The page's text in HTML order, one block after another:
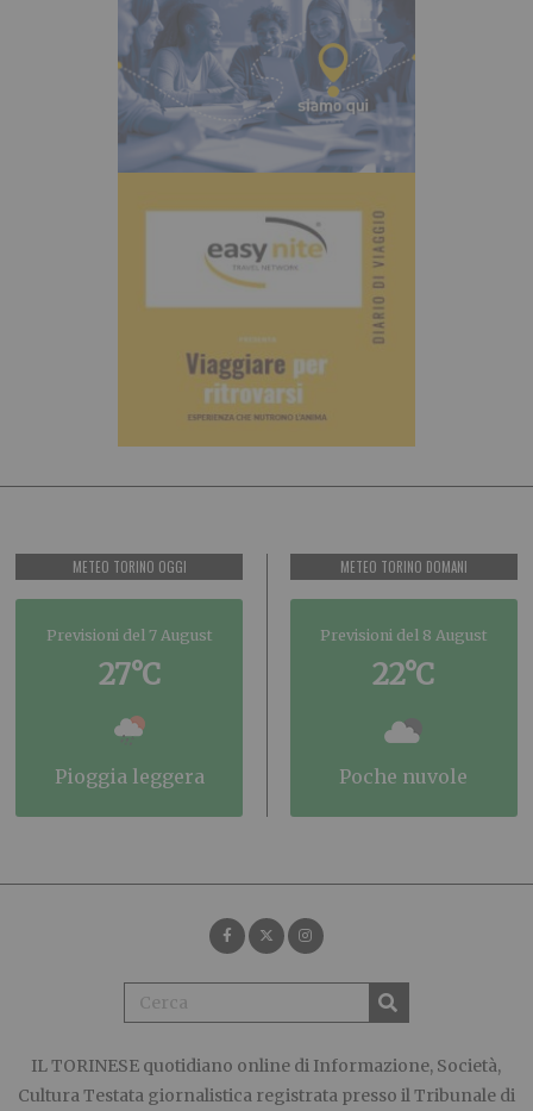
METEO TORINO OGGI
Previsioni del 7 August
27°C
pioggia leggera
METEO TORINO DOMANI
Previsioni del 8 August
22°C
poche nuvole
IL TORINESE quotidiano online di Informazione, Società,
Cultura Testata giornalistica registrata presso il Tribunale di